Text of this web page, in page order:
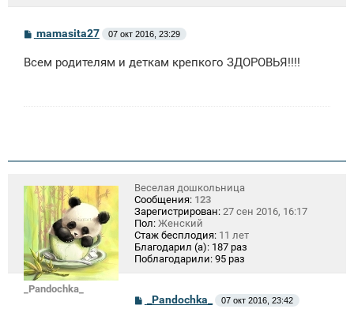
С
б
mamasita27 07 окт 2016, 23:29
Всем родителям и деткам крепкого ЗДОРОВЬЯ!!!!
_Pandochka_
Веселая дошкольница
Сообщения: 123
Зарегистрирован: 27 сен 2016, 16:17
Пол: Женский
Стаж бесплодия: 11 лет
Благодарил (а): 187 раз
Поблагодарили: 95 раз
_Pandochka_ 07 окт 2016, 23:42